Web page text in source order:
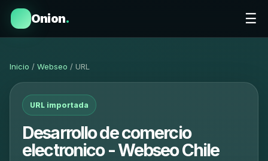
Onion. ☰
Inicio / Webseo / URL
URL importada
Desarrollo de comercio
electronico - Webseo Chile